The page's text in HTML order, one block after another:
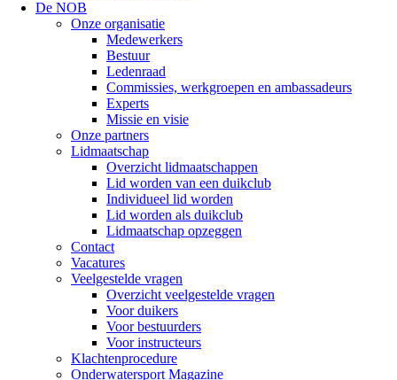
De NOB
Onze organisatie
Medewerkers
Bestuur
Ledenraad
Commissies, werkgroepen en ambassadeurs
Experts
Missie en visie
Onze partners
Lidmaatschap
Overzicht lidmaatschappen
Lid worden van een duikclub
Individueel lid worden
Lid worden als duikclub
Lidmaatschap opzeggen
Contact
Vacatures
Veelgestelde vragen
Overzicht veelgestelde vragen
Voor duikers
Voor bestuurders
Voor instructeurs
Klachtenprocedure
Onderwatersport Magazine